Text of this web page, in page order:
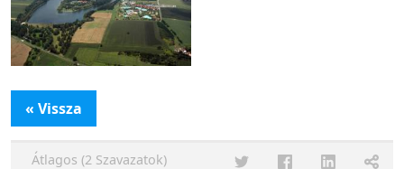
« Vissza
Átlagos (2 Szavazatok)